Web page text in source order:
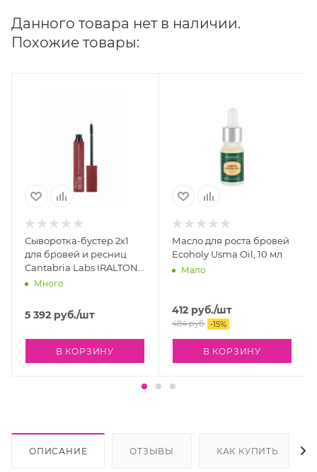
Данного товара нет в наличии.
Похожие товары:
Сыворотка-бустер 2х1
для бровей и ресниц
Cantabria Labs IRALTONE
- 2 in 1 Lashes and
Много
5 392 руб./шт
В КОРЗИНУ
Масло для роста бровей
Ecoholy Usma Oil, 10 мл
Мало
412 руб./шт
484руб. -15%
В КОРЗИНУ
ОПИСАНИЕ ОТЗЫВЫ КАК КУПИТЬ